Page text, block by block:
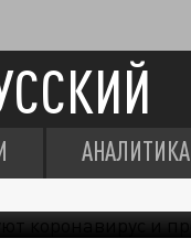
АНАЛИТИКА